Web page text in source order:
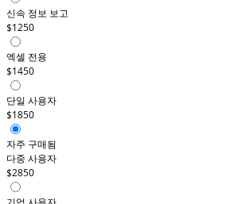
신속 정보 보고
$1250
엑셀 전용
$1450
단일 사용자
$1850
자주 구매됨
다중 사용자
$2850